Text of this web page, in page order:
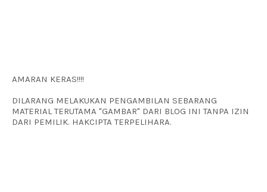
AMARAN KERAS!!!!
DILARANG MELAKUKAN PENGAMBILAN SEBARANG
MATERIAL TERUTAMA "GAMBAR" DARI BLOG INI TANPA IZIN
DARI PEMILIK. HAKCIPTA TERPELIHARA.